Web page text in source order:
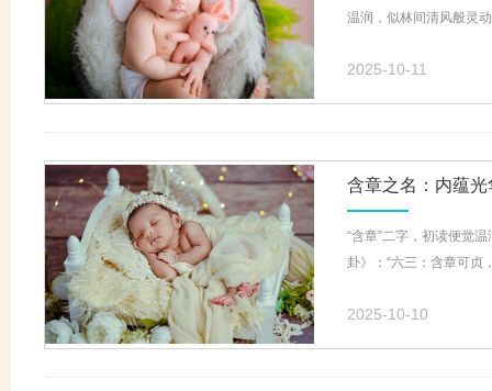
温润，似林间清风般灵
2025-10-11
含章之名：内蕴
“含章”二字，初读便觉
卦》：“六三：含章可贞
2025-10-10